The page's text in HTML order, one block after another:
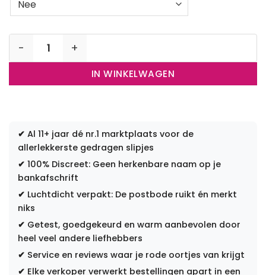
IN WINKELWAGEN
✔ Al 11+ jaar dé nr.1 marktplaats voor de
allerlekkerste gedragen slipjes
✔ 100% Discreet: Geen herkenbare naam op je
bankafschrift
✔ Luchtdicht verpakt: De postbode ruikt én merkt
niks
✔ Getest, goedgekeurd en warm aanbevolen door
heel veel andere liefhebbers
✔ Service en reviews waar je rode oortjes van krijgt
✔ Elke verkoper verwerkt bestellingen apart in een